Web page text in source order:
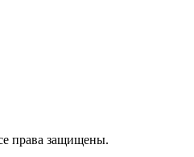
права защищены.